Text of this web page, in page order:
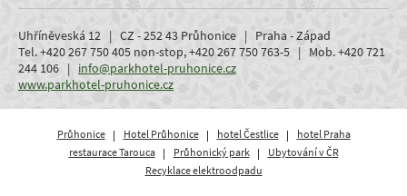
Uhříněveská 12 | CZ - 252 43 Průhonice | Praha - Západ
Tel. +420 267 750 405 non-stop, +420 267 750 763-5 | Mob. +420 721
244 106 | info@parkhotel-pruhonice.cz
www.parkhotel-pruhonice.cz
Průhonice Hotel Průhonice hotel Čestlice
hotel Praha
restaurace Tarouca
Průhonický park
Ubytování v ČR
Recyklace elektroodpadu